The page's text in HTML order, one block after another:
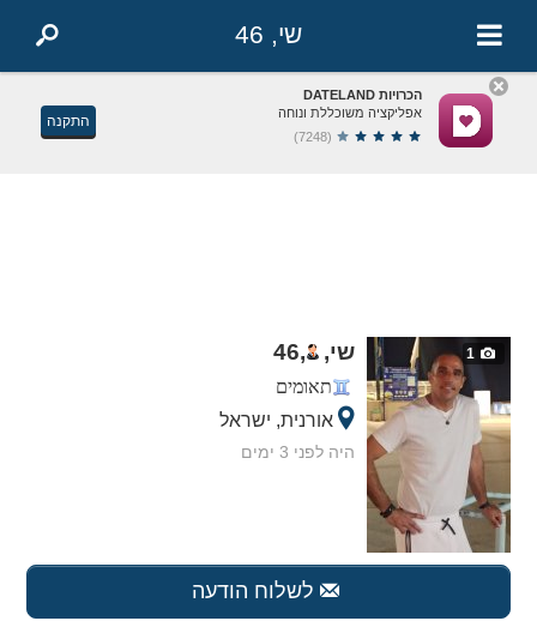
שי, 46
הכרויות DATELAND
אפליקציה משוכללת ונוחה
(7248)
התקנה
1 שי, ,
46
תאומים
אורנית, ישראל
היה לפני 3 ימים
לשלוח הודעה